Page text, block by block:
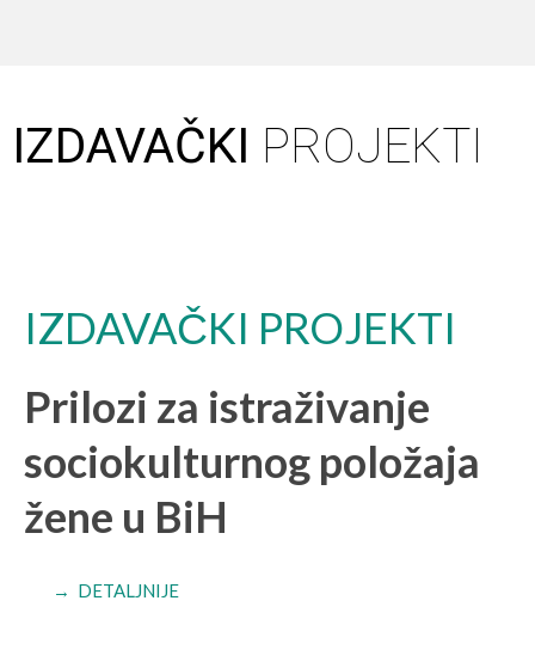
IZDAVAČKI PROJEKTI
IZDAVAČKI PROJEKTI
Prilozi za istraživanje
sociokulturnog položaja
žene u BiH
→ DETALJNIJE